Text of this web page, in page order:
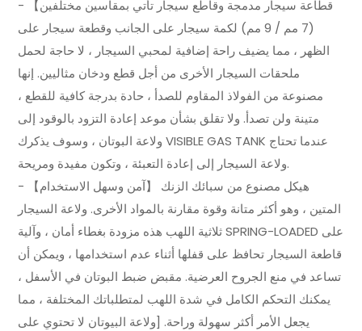
- 【قطاعة سيجار مدمجة وقاطع سيجار تأتي بمقاسين مختلفين
(7 مم / 9 مم) لكمة سيجار على الجانب وقطعة سيجار على
الظهر ، مما يضيف راحة إضافية لمحبي السيجار ، لا حاجة لحمل
ملحقات السيجار الأخرى من أجل قطع ودخان مثاليين. إنها
مصنوعة من الفولاذ المقاوم للصدأ ، حادة بدرجة كافية للقطع ،
متينة ولن تصدأ. ولا تقلق بشأن موعد إعادة التزود بالوقود إلى
ولاعة البوتان ، وسوف يذكرك VISIBLE GAS TANK عندما تحتاج
ولاعة السيجار إلى إعادة التعبئة ، وتكون مفيدة ومريحة.
- 【آمن وسهل الاستخدام】 هيكل مصنوع من سبائك الزنك
المتين ، وهو أكثر متانة وقوة مقارنة بالمواد الأخرى. ولاعة السيجار
ثلاثية اللهب هذه مزودة بغطاء أمان ، وآلية SPRING-LOADED على
قاطعة السيجار تحافظ على قفلها أثناء عدم استخدامها ، ويمكن أن
تساعد في منع الجروح العرضية. مقبض ضبط البوتان في الأسفل ،
يمكنك التحكم الكامل في شدة اللهب لمتطلباتك المختلفة ، مما
يجعل الأمر أكثر سهولة وراحة. [ولاعة البيوتان لا تحتوي على